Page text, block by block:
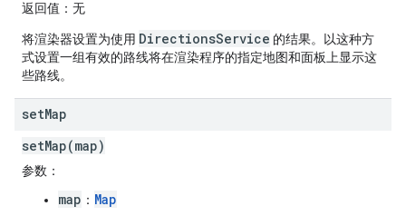
返回值 ：无
将渲染器设置为使用 DirectionsService 的结果。以这种方
式设置一组有效的路线将在渲染程序的指定地图和面板上显示这
些路线。
setMap
setMap(map)
参数 ：
map ： Map